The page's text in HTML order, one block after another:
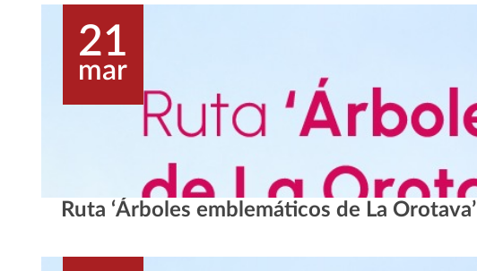
21
mar
Ruta ‘Árboles emblemáticos de La Orotava’